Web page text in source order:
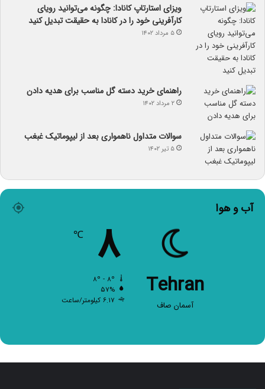
ویزای استارتاپ کانادا: چگونه می‌توانید رویای
کارآفرینی خود را در کانادا به حقیقت تبدیل کنید
۵ مرداد ۱۴۰۲
راهنمای خرید دسته گل مناسب برای هدیه دادن
۲ مرداد ۱۴۰۲
سوالات متداول ناهمواری بعد از لیپوماتیک غبغب
۵ تیر ۱۴۰۲
آب و هوا
Tehran
آسمان صاف
۸ ℃
۵۷%
۶.۱۷ کیلومتر/ساعت